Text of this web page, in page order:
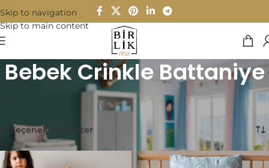
Skip to navigation
Skip to main content
Bebek Crinkle Battaniye
Bebek & Çocuk/Bebek Crinkle Battaniye
35 sonucun tümü gösteriliyor
Seçenekleri Göster